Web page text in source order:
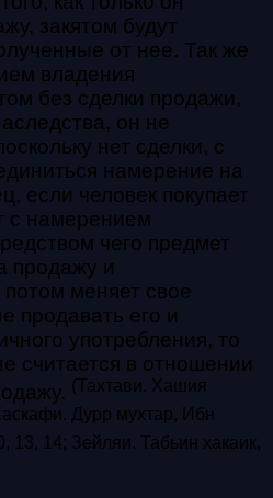
закятом будут
от нее. Так же
владения
без сделки продажи,
он не
нет сделки, с
намерение на
если человек покупает
с намерением
чего предмет
продажу и
меняет свое
продавать его и
употребления, то
считается в отношении
(Тахтави. Хашия
Дурр мухтар, Ибн
13, 14; Зейляи. Табьин хакаик,